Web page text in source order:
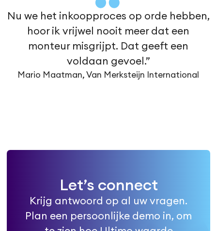
Nu we het inkoopproces op orde hebben,
hoor ik vrijwel nooit meer dat een
monteur misgrijpt. Dat geeft een
voldaan gevoel.”
Mario Maatman, Van Merksteijn International
Let’s connect
Krijg antwoord op al uw vragen.
Plan een persoonlijke demo in, om